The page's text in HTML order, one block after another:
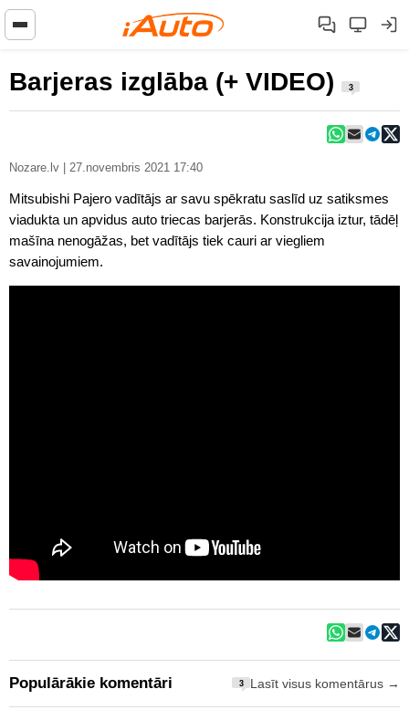
Barjeras izglāba (+ VIDEO) 3
Nozare.lv | 27.novembris 2021 17:40
Mitsubishi Pajero vadītājs ar savu spēkratu saslīd uz satiksmes
viadukta un apvidus auto triecas barjerās. Konstrukcija iztur, tādēļ
mašīna nenogāžas, bet vadītājs tiek cauri ar viegliem
savainojumiem.
Populārākie komentāri 3 Lasīt visus komentārus →